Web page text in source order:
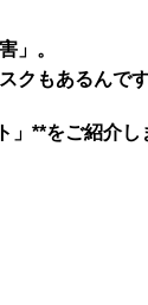
」。
ク もあるんです
**をご紹介し